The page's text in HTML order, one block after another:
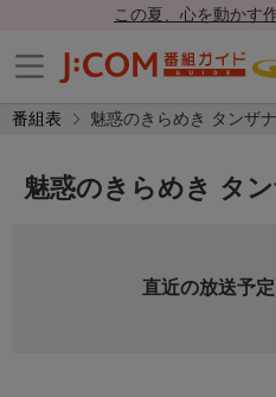
この夏、心を動かす
番組表 魅惑のきらめき タンザ
魅惑のきらめき タ
直近の放送予